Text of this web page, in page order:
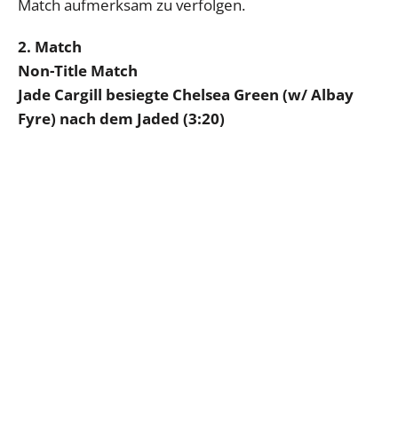
Match aufmerksam zu verfolgen.
2. Match
Non-Title Match
Jade Cargill besiegte Chelsea Green (w/ Albay
Fyre) nach dem Jaded (3:20)